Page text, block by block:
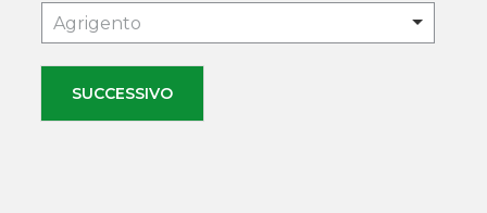
Agrigento
SUCCESSIVO